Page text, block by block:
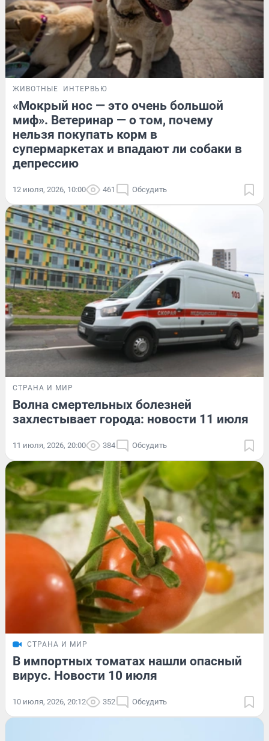
ЖИВОТНЫЕ ИНТЕРВЬЮ
«Мокрый нос — это очень большой
миф». Ветеринар — о том, почему
нельзя покупать корм в
супермаркетах и впадают ли собаки в
депрессию
12 июля, 2026, 10:00 461 Обсудить
СТРАНА И МИР
Волна смертельных болезней
захлестывает города: новости 11 июля
11 июля, 2026, 20:00 384 Обсудить
СТРАНА И МИР
В импортных томатах нашли опасный
вирус. Новости 10 июля
10 июля, 2026, 20:12 352 Обсудить